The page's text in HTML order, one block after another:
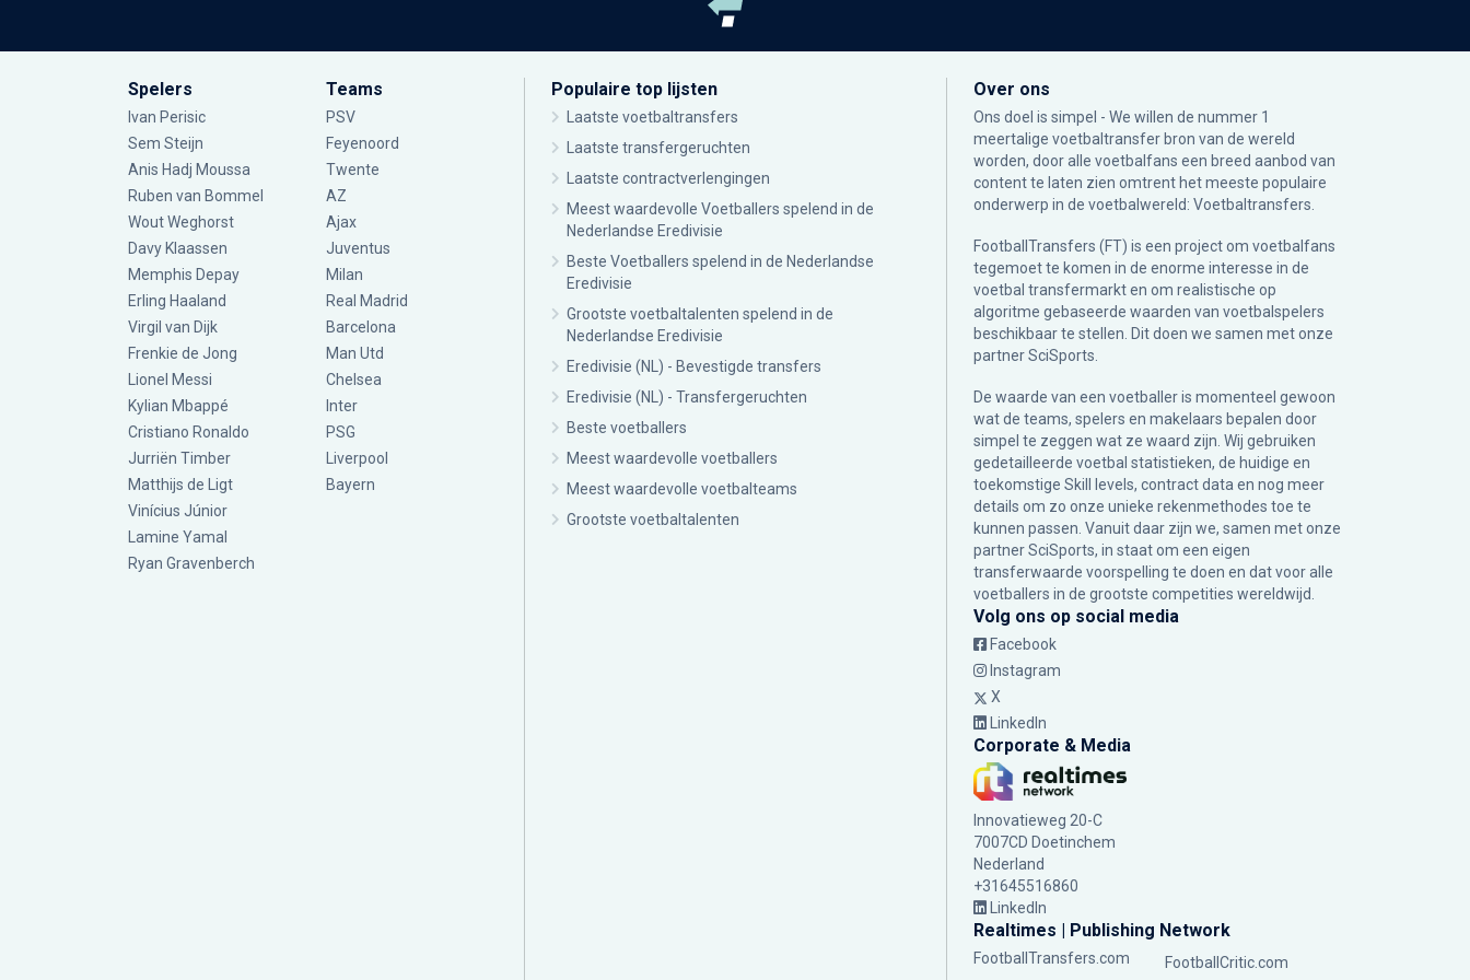
Spelers
Ivan Perisic
Sem Steijn
Anis Hadj Moussa
Ruben van Bommel
Wout Weghorst
Davy Klaassen
Memphis Depay
Erling Haaland
Virgil van Dijk
Frenkie de Jong
Lionel Messi
Kylian Mbappé
Cristiano Ronaldo
Jurriën Timber
Matthijs de Ligt
Vinícius Júnior
Lamine Yamal
Ryan Gravenberch
Teams
PSV
Feyenoord
Twente
AZ
Ajax
Juventus
Milan
Real Madrid
Barcelona
Man Utd
Chelsea
Inter
PSG
Liverpool
Bayern
Populaire top lijsten
Laatste voetbaltransfers
Laatste transfergeruchten
Laatste contractverlengingen
Meest waardevolle Voetballers spelend in de
Nederlandse Eredivisie
Beste Voetballers spelend in de Nederlandse
Eredivisie
Grootste voetbaltalenten spelend in de
Nederlandse Eredivisie
Eredivisie (NL) - Bevestigde transfers
Eredivisie (NL) - Transfergeruchten
Beste voetballers
Meest waardevolle voetballers
Meest waardevolle voetbalteams
Grootste voetbaltalenten
Over ons
Ons doel is simpel - We willen de nummer 1
meertalige voetbaltransfer bron van de wereld
worden, door alle voetbalfans een breed aanbod van
content te laten zien omtrent het meeste populaire
onderwerp in de voetbalwereld: Voetbaltransfers.
FootballTransfers (FT) is een project om voetbalfans
tegemoet te komen in de enorme interesse in de
voetbal transfermarkt en om realistische op
algoritme gebaseerde waarden van voetbalspelers
beschikbaar te stellen. Dit doen we samen met onze
partnerSciSports
De waarde van een voetballer is momenteel gewoon
wat de teams, spelers en makelaars bepalen door
simpel te zeggen wat ze waard zijn. Wij gebruiken
gedetailleerde voetbal statistieken, de huidige en
toekomstige Skill levels, contract data en nog meer
details om zo onze unieke rekenmethodes toe te
kunnen passen. Vanuit daar zijn we, samen met onze
partner SciSports, in staat om een eigen
transferwaarde voorspelling te doen en dat voor alle
voetballers in de grootste competities wereldwijd.
Volg ons op social media
Facebook
Instagram
X
LinkedIn
Corporate & Media
Innovatieweg 20-C
7007CD Doetinchem
Nederland
+31645516860
LinkedIn
Realtimes | Publishing Network
FootballTransfers.com FootballCritic.com